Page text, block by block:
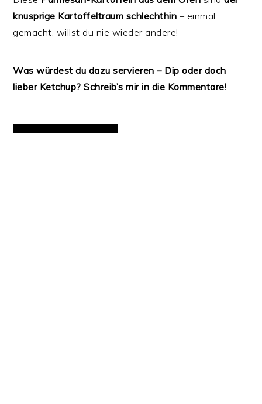
knusprige Kartoffeltraum schlechthin – einmal
gemacht, willst du nie wieder andere!
Was würdest du dazu servieren – Dip oder doch
lieber Ketchup? Schreib’s mir in die Kommentare!